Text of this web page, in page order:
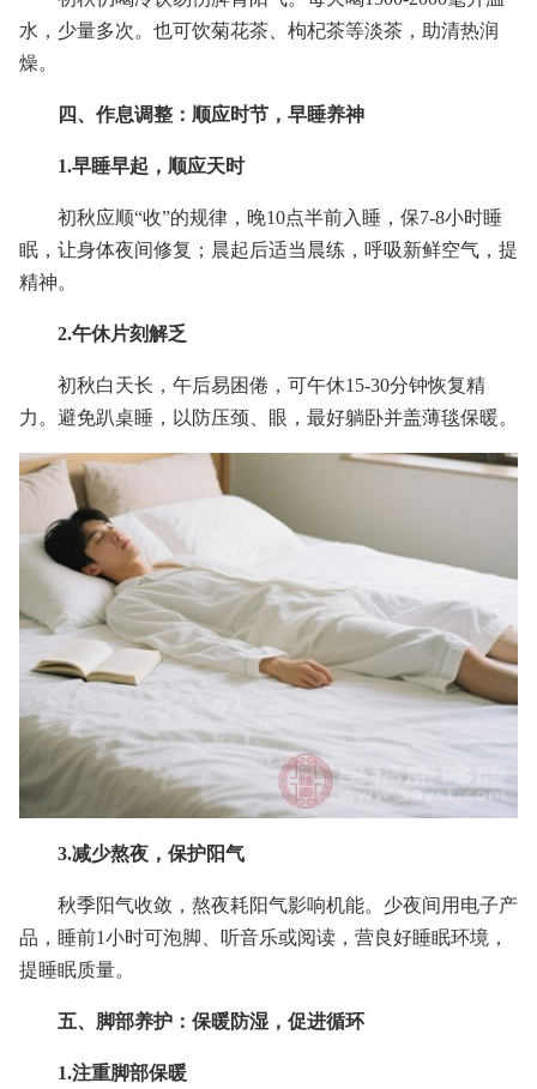
水，少量多次。也可饮菊花茶、枸杞茶等淡茶，助清热润
燥。
四、作息调整：顺应时节，早睡养神
1.早睡早起，顺应天时
初秋应顺“收”的规律，晚10点半前入睡，保7-8小时睡
眠，让身体夜间修复；晨起后适当晨练，呼吸新鲜空气，提
精神。
2.午休片刻解乏
初秋白天长，午后易困倦，可午休15-30分钟恢复精
力。避免趴桌睡，以防压颈、眼，最好躺卧并盖薄毯保暖。
3.减少熬夜，保护阳气
秋季阳气收敛，熬夜耗阳气影响机能。少夜间用电子产
品，睡前1小时可泡脚、听音乐或阅读，营良好睡眠环境，
提睡眠质量。
五、脚部养护：保暖防湿，促进循环
1.注重脚部保暖